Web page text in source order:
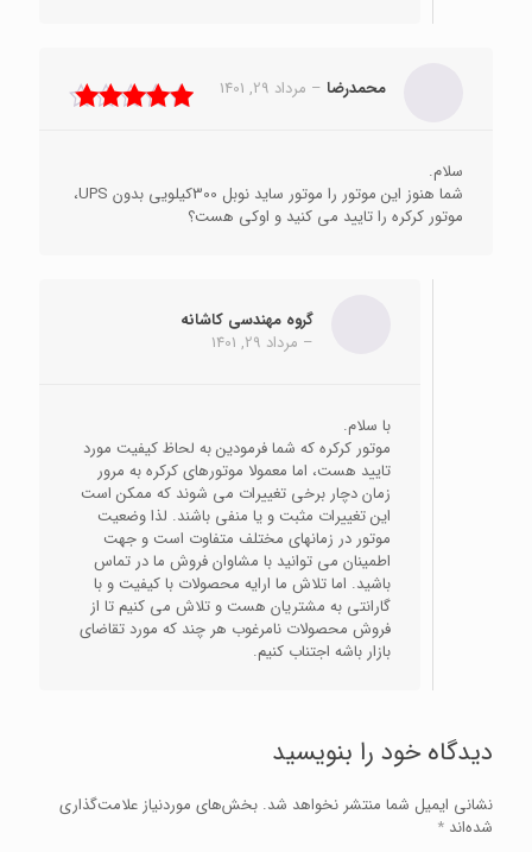
محمدرضا – مرداد 29, 1401
سلام.
شما هنوز این موتور را موتور ساید نوبل 300کیلویی بدون UPS،
موتور کرکره را تایید می کنید و اوکی هست؟
گروه مهندسی کاشانه
– مرداد 29, 1401
با سلام.
موتور کرکره که شما فرمودین به لحاظ کیفیت مورد
تایید هست، اما معمولا موتورهای کرکره به مرور
زمان دچار برخی تغییرات می شوند که ممکن است
این تغییرات مثبت و یا منفی باشند. لذا وضعیت
موتور در زمانهای مختلف متفاوت است و جهت
اطمینان می توانید با مشاوان فروش ما در تماس
باشید. اما تلاش ما ارایه محصولات با کیفیت و با
گارانتی به مشتریان هست و تلاش می کنیم تا از
فروش محصولات نامرغوب هر چند که مورد تقاضای
بازار باشه اجتناب کنیم.
دیدگاه خود را بنویسید
نشانی ایمیل شما منتشر نخواهد شد. بخش‌های موردنیاز علامت‌گذاری
شده‌اند *